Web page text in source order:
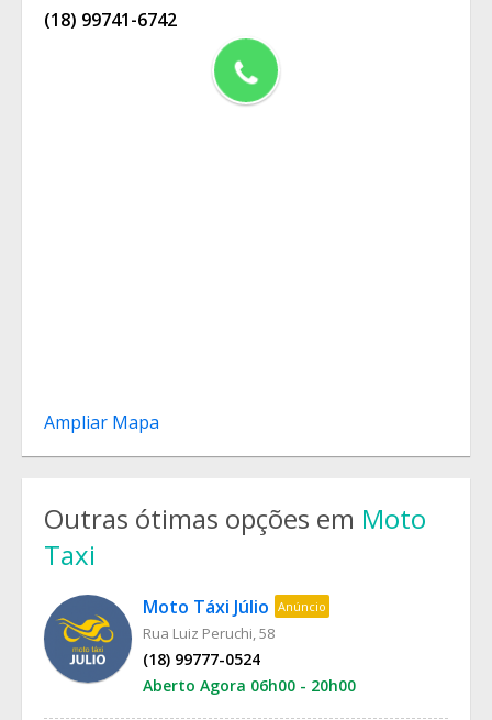
(18) 99741-6742
Ampliar Mapa
Outras ótimas opções em Moto
Taxi
Moto Táxi Júlio Anúncio
Rua Luiz Peruchi, 58
(18) 99777-0524
Aberto Agora 06h00 - 20h00